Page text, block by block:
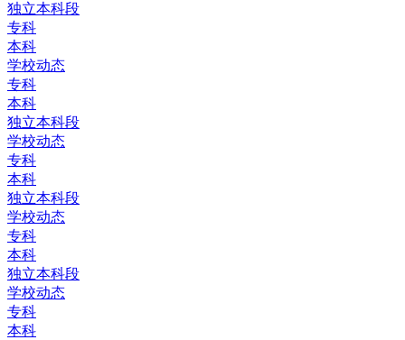
独立本科段
专科
本科
学校动态
专科
本科
独立本科段
学校动态
专科
本科
独立本科段
学校动态
专科
本科
独立本科段
学校动态
专科
本科